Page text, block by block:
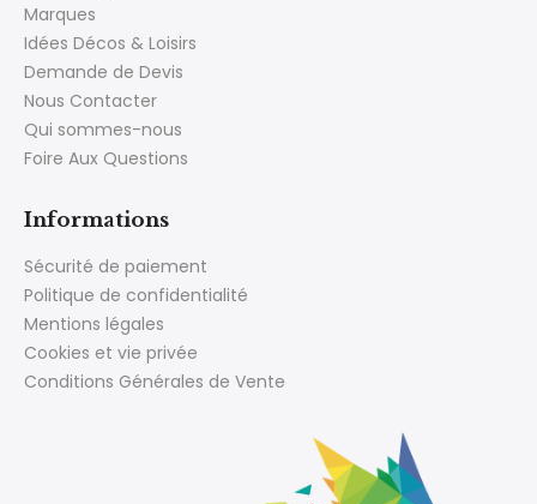
Marques
Idées Décos & Loisirs
Demande de Devis
Nous Contacter
Qui sommes-nous
Foire Aux Questions
Informations
Sécurité de paiement
Politique de confidentialité
Mentions légales
Cookies et vie privée
Conditions Générales de Vente